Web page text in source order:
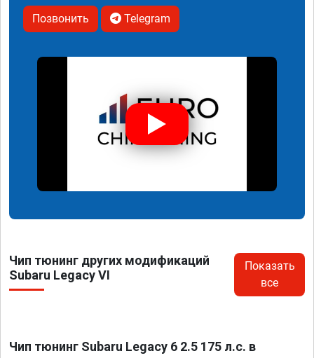
Позвонить Telegram
Чип тюнинг других модификаций
Subaru Legacy VI
Показать
все
Чип тюнинг Subaru Legacy 6 2.5 175 л.с. в